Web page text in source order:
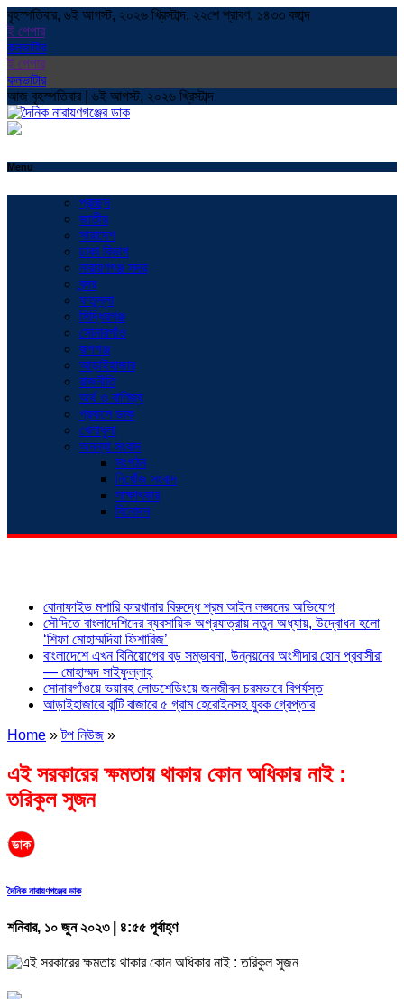
বৃহস্পতিবার, ৬ই আগস্ট, ২০২৬ খ্রিস্টাব্দ, ২২শে শ্রাবণ, ১৪৩৩ বঙ্গাব্দ
ই পেপার
কনভাটার
ই পেপার
কনভাটার
আজ বৃহস্পতিবার | ৬ই আগস্ট, ২০২৬ খ্রিস্টাব্দ
Menu
প্রচ্ছদ
জাতীয়
সারাদেশ
ঢাকা বিভাগ
নারায়ণগঞ্জ সদর
বন্দর
ফতুল্লা
সিদ্ধিরগঞ্জ
সোনারগাঁও
রূপগঞ্জ
আড়াইহাজার
রাজনীতি
অর্থ ও বাণিজ্য
প্রবাসে ডাক
খেলাধুলা
অনন্যা সংবাদ
সংগঠন
নিখোঁজ সংবাদ
সাক্ষাৎকার
বিনোদন
বোনাফাইড মশারি কারখানার বিরুদ্ধে শ্রম আইন লঙ্ঘনের অভিযোগ
সৌদিতে বাংলাদেশিদের ব্যবসায়িক অগ্রযাত্রায় নতুন অধ্যায়, উদ্বোধন হলো
‘শিফা মোহাম্মদিয়া ফিশারিজ’
বাংলাদেশে এখন বিনিয়োগের বড় সম্ভাবনা, উন্নয়নের অংশীদার হোন প্রবাসীরা
— মোহাম্মদ সাইফুল্লাহ্
সোনারগাঁওয়ে ভয়াবহ লোডশেডিংয়ে জনজীবন চরমভাবে বিপর্যস্ত
আড়াইহাজারে বান্টি বাজারে ৫ গ্রাম হেরোইনসহ যুবক গ্রেপ্তার
Home »টপ নিউজ »
এই সরকারের ক্ষমতায় থাকার কোন অধিকার নাই :
তরিকুল সুজন
দৈনিক নারায়ণগঞ্জের ডাক
শনিবার, ১০ জুন ২০২৩ | ৪:৫৫ পূর্বাহ্ণ